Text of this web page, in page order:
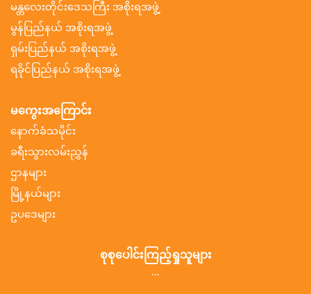
မန္တလေးတိုင်းဒေသကြီး အစိုးရအဖွဲ့
မွန်ပြည်နယ် အစိုးရအဖွဲ့
ရှမ်းပြည်နယ် အစိုးရအဖွဲ့
ရခိုင်ပြည်နယ် အစိုးရအဖွဲ့
မကွေးအကြောင်း
နောက်ခံသမိုင်း
ခရီးသွားလမ်းညွှန်
ဌာနများ
မြို့နယ်များ
ဥပဒေများ
စုစုပေါင်းကြည့်ရှုသူများ
...